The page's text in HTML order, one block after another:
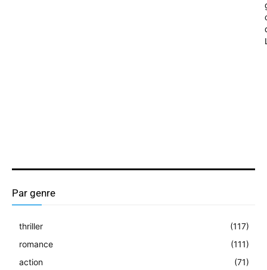
Par genre
thriller
(117)
romance
(111)
action
(71)